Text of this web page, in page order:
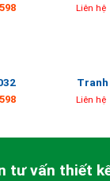
Liên hệ
Tranh
Liên hệ
tư vấn thiết